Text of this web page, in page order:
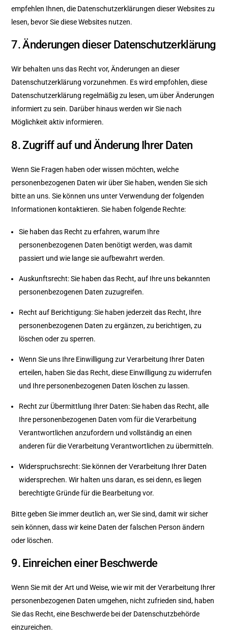
empfehlen Ihnen, die Datenschutzerklärungen dieser Websites zu
lesen, bevor Sie diese Websites nutzen.
7. Änderungen dieser Datenschutzerklärung
Wir behalten uns das Recht vor, Änderungen an dieser
Datenschutzerklärung vorzunehmen. Es wird empfohlen, diese
Datenschutzerklärung regelmäßig zu lesen, um über Änderungen
informiert zu sein. Darüber hinaus werden wir Sie nach
Möglichkeit aktiv informieren.
8. Zugriff auf und Änderung Ihrer Daten
Wenn Sie Fragen haben oder wissen möchten, welche
personenbezogenen Daten wir über Sie haben, wenden Sie sich
bitte an uns. Sie können uns unter Verwendung der folgenden
Informationen kontaktieren. Sie haben folgende Rechte:
Sie haben das Recht zu erfahren, warum Ihre
personenbezogenen Daten benötigt werden, was damit
passiert und wie lange sie aufbewahrt werden.
Auskunftsrecht: Sie haben das Recht, auf Ihre uns bekannten
personenbezogenen Daten zuzugreifen.
Recht auf Berichtigung: Sie haben jederzeit das Recht, Ihre
personenbezogenen Daten zu ergänzen, zu berichtigen, zu
löschen oder zu sperren.
Wenn Sie uns Ihre Einwilligung zur Verarbeitung Ihrer Daten
erteilen, haben Sie das Recht, diese Einwilligung zu widerrufen
und Ihre personenbezogenen Daten löschen zu lassen.
Recht zur Übermittlung Ihrer Daten: Sie haben das Recht, alle
Ihre personenbezogenen Daten vom für die Verarbeitung
Verantwortlichen anzufordern und vollständig an einen
anderen für die Verarbeitung Verantwortlichen zu übermitteln.
Widerspruchsrecht: Sie können der Verarbeitung Ihrer Daten
widersprechen. Wir halten uns daran, es sei denn, es liegen
berechtigte Gründe für die Bearbeitung vor.
Bitte geben Sie immer deutlich an, wer Sie sind, damit wir sicher
sein können, dass wir keine Daten der falschen Person ändern
oder löschen.
9. Einreichen einer Beschwerde
Wenn Sie mit der Art und Weise, wie wir mit der Verarbeitung Ihrer
personenbezogenen Daten umgehen, nicht zufrieden sind, haben
Sie das Recht, eine Beschwerde bei der Datenschutzbehörde
einzureichen.